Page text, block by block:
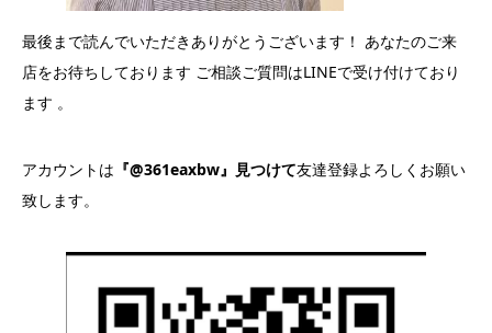
最後まで読んでいただきありがとうございます！ あなたのご来
店をお待ちしております ご相談ご質問はLINEで受け付けており
ます 。
アカウントは 『@361eaxbw』見つけて友達登録よろしくお願い
致します。